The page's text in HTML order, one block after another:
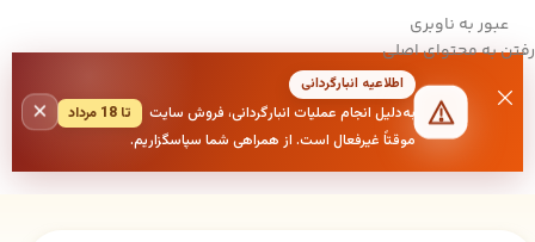
عبور به ناوبری
رفتن به محتوای اصلی
اطلاعیه انبارگردانی
به‌دلیل انجام عملیات انبارگردانی، فروش سایت
تا 18 مرداد
موقتاً غیرفعال است. از همراهی شما سپاسگزاریم.
×